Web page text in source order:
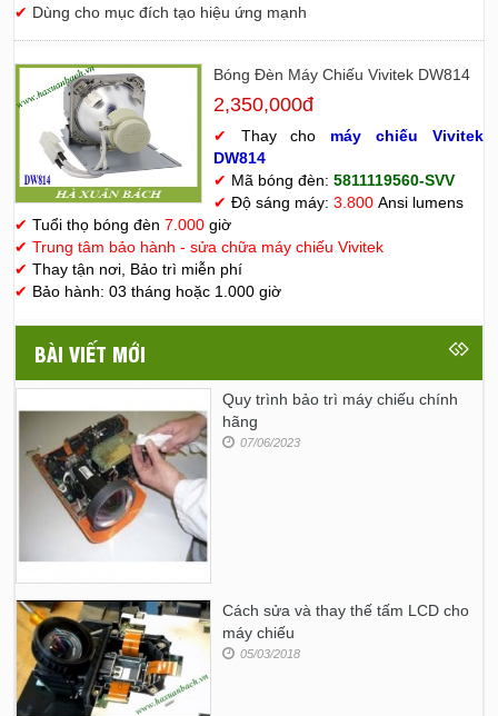
✔ Dùng cho mục đích tạo hiệu ứng mạnh
Bóng Đèn Máy Chiếu Vivitek DW814
2,350,000đ
✔ Thay cho máy chiếu Vivitek
DW814
✔ Mã bóng đèn: 5811119560-SVV
✔ Độ sáng máy: 3.800Ansi lumens
✔ Tuổi thọ bóng đèn 7.000 giờ
✔ Trung tâm bảo hành - sửa chữa máy chiếu Vivitek
✔ Thay tận nơi, Bảo trì miễn phí
✔ Bảo hành: 03 tháng hoặc 1.000 giờ
BÀI VIẾT MỚI
Quy trình bảo trì máy chiếu chính
hãng
07/06/2023
Cách sửa và thay thế tấm LCD cho
máy chiếu
05/03/2018